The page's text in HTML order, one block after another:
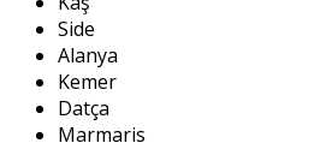
Side
Alanya
Kemer
Datça
Marmaris